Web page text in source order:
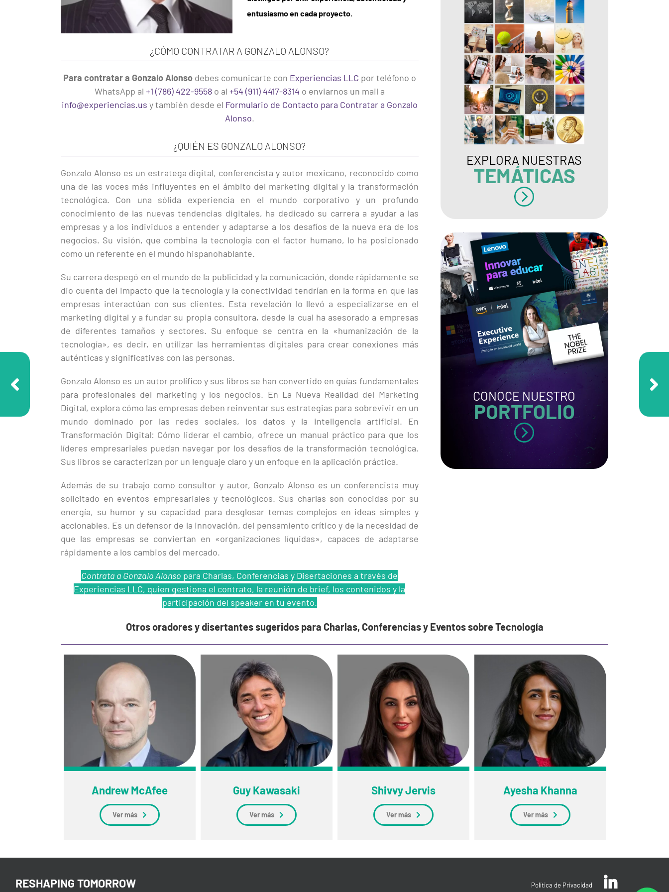
entusiasmo en cada proyecto.
¿CÓMO CONTRATAR A GONZALO ALONSO?
Para contratar a Gonzalo Alonso debes comunicarte con Experiencias LLC por teléfono o
WhatsApp al +1 (786) 422-9558o al +54 (911) 4417-8314 o enviarnos un mail a
info@experiencias.us y también desde el Formulario de Contacto para Contratar a Gonzalo
Alonso.
¿QUIÉN ES GONZALO ALONSO?
Gonzalo Alonso es un estratega digital, conferencista y autor mexicano, reconocido como
una de las voces más influyentes en el ámbito del marketing digital y la transformación
tecnológica. Con una sólida experiencia en el mundo corporativo y un profundo
conocimiento de las nuevas tendencias digitales, ha dedicado su carrera a ayudar a las
empresas y a los individuos a entender y adaptarse a los desafíos de la nueva era de los
negocios. Su visión, que combina la tecnología con el factor humano, lo ha posicionado
como un referente en el mundo hispanohablante.
Su carrera despegó en el mundo de la publicidad y la comunicación, donde rápidamente se
dio cuenta del impacto que la tecnología y la conectividad tendrían en la forma en que las
empresas interactúan con sus clientes. Esta revelación lo llevó a especializarse en el
marketing digital y a fundar su propia consultora, desde la cual ha asesorado a empresas
de diferentes tamaños y sectores. Su enfoque se centra en la «humanización de la
tecnología», es decir, en utilizar las herramientas digitales para crear conexiones más
auténticas y significativas con las personas.
Gonzalo Alonso es un autor prolífico y sus libros se han convertido en guías fundamentales
para profesionales del marketing y los negocios. En La Nueva Realidad del Marketing
Digital, explora cómo las empresas deben reinventar sus estrategias para sobrevivir en un
mundo dominado por las redes sociales, los datos y la inteligencia artificial. En
Transformación Digital: Cómo liderar el cambio, ofrece un manual práctico para que los
líderes empresariales puedan navegar por los desafíos de la transformación tecnológica.
Sus libros se caracterizan por un lenguaje claro y un enfoque en la aplicación práctica.
Además de su trabajo como consultor y autor, Gonzalo Alonso es un conferencista muy
solicitado en eventos empresariales y tecnológicos. Sus charlas son conocidas por su
energía, su humor y su capacidad para desglosar temas complejos en ideas simples y
accionables. Es un defensor de la innovación, del pensamiento crítico y de la necesidad de
que las empresas se conviertan en «organizaciones líquidas», capaces de adaptarse
rápidamente a los cambios del mercado.
Contrata a Gonzalo Alonso para Charlas, Conferencias y Disertaciones a través de
Experiencias LLC, quien gestiona el contrato, la reunión de brief, los contenidos y la
participación del speaker en tu evento.
EXPLORA NUESTRAS
TEMÁTICAS
CONOCE NUESTRO
PORTFOLIO
Otros oradores y disertantes sugeridos para Charlas, Conferencias y Eventos sobre Tecnología
Andrew McAfee
Ver más
Guy Kawasaki
Ver más
Shivvy Jervis
Ver más
Ayesha Khanna
Ver más
RESHAPING TOMORROW Política de Privacidad